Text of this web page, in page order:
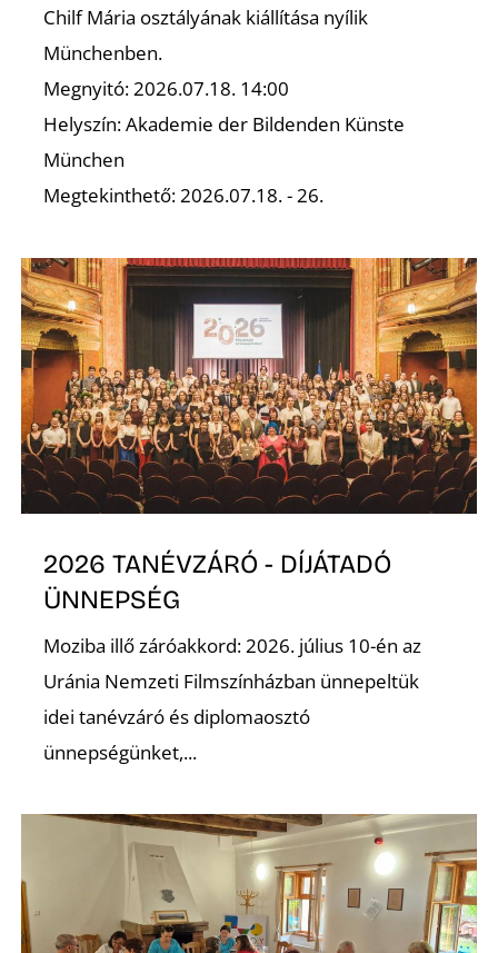
Chilf Mária osztályának kiállítása nyílik
Münchenben.
Megnyitó: 2026.07.18. 14:00
Helyszín: Akademie der Bildenden Künste
München
Megtekinthető: 2026.07.18. - 26.
2026 TANÉVZÁRÓ - DÍJÁTADÓ
ÜNNEPSÉG
Moziba illő záróakkord: 2026. július 10-én az
Uránia Nemzeti Filmszínházban ünnepeltük
idei tanévzáró és diplomaosztó
ünnepségünket,...